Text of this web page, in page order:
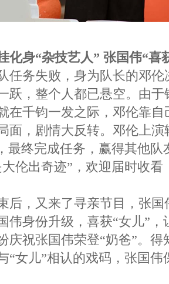
化身“杂技艺人” 张国伟“喜
务失败，身为队长的邓伦
跃，整个人都已悬空。由
在千钧一发之际，邓伦靠
面，剧情大反转。邓伦上演
最终完成任务，赢得其他
伦出奇迹”，欢迎届时收
，又来了寻亲节目，张
伟身份升级，喜获“女儿”，
庆祝张国伟荣登“奶爸”。
“女儿”相认的戏码，张国